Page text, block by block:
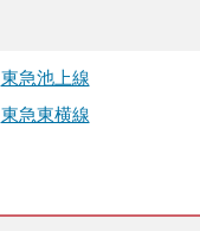
東急池上線
東急東横線